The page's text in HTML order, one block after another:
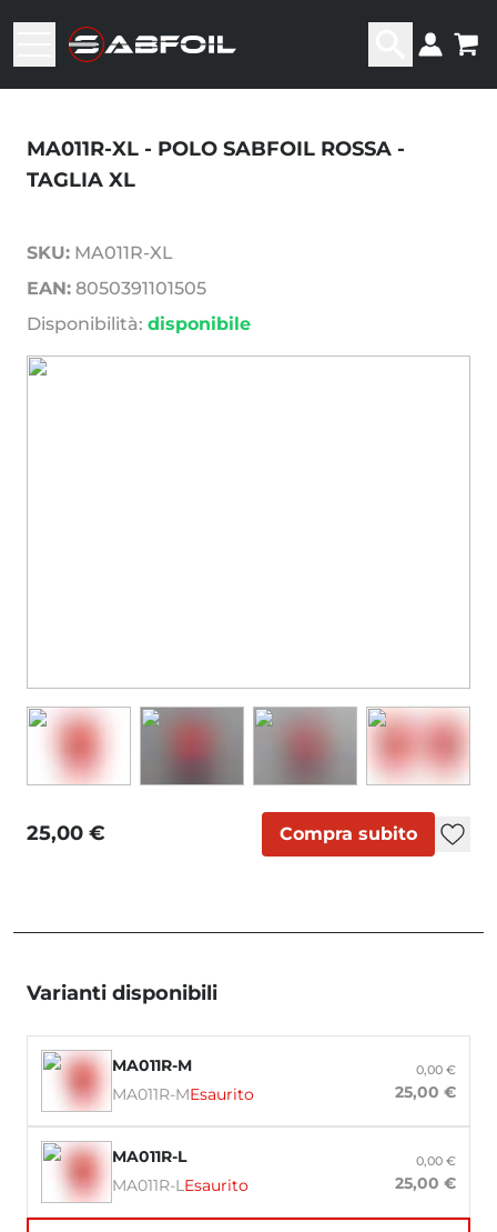
MA011R-XL - POLO SABFOIL ROSSA -
TAGLIA XL
SKU: MA011R-XL
EAN: 8050391101505
Disponibilità: disponibile
25,00 € Compra subito
Varianti disponibili
MA011R-M
MA011R-MEsaurito
0,00 €
25,00 €
MA011R-L
MA011R-L Esaurito
0,00 €
25,00 €